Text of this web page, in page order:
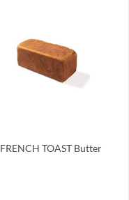
FRENCH TOAST Butter